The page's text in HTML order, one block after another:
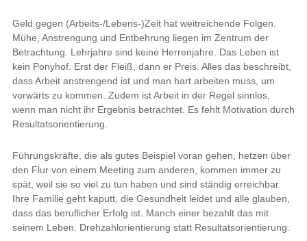
Geld gegen (Arbeits-/Lebens-)Zeit hat weitreichende Folgen.
Mühe, Anstrengung und Entbehrung liegen im Zentrum der
Betrachtung. Lehrjahre sind keine Herrenjahre. Das Leben ist
kein Ponyhof. Erst der Fleiß, dann er Preis. Alles das beschreibt,
dass Arbeit anstrengend ist und man hart arbeiten muss, um
vorwärts zu kommen. Zudem ist Arbeit in der Regel sinnlos,
wenn man nicht ihr Ergebnis betrachtet. Es fehlt Motivation durch
Resultatsorientierung.
Führungskräfte, die als gutes Beispiel voran gehen, hetzen über
den Flur von einem Meeting zum anderen, kommen immer zu
spät, weil sie so viel zu tun haben und sind ständig erreichbar.
Ihre Familie geht kaputt, die Gesundheit leidet und alle glauben,
dass das beruflicher Erfolg ist. Manch einer bezahlt das mit
seinem Leben. Drehzahlorientierung statt Resultatsorientierung.